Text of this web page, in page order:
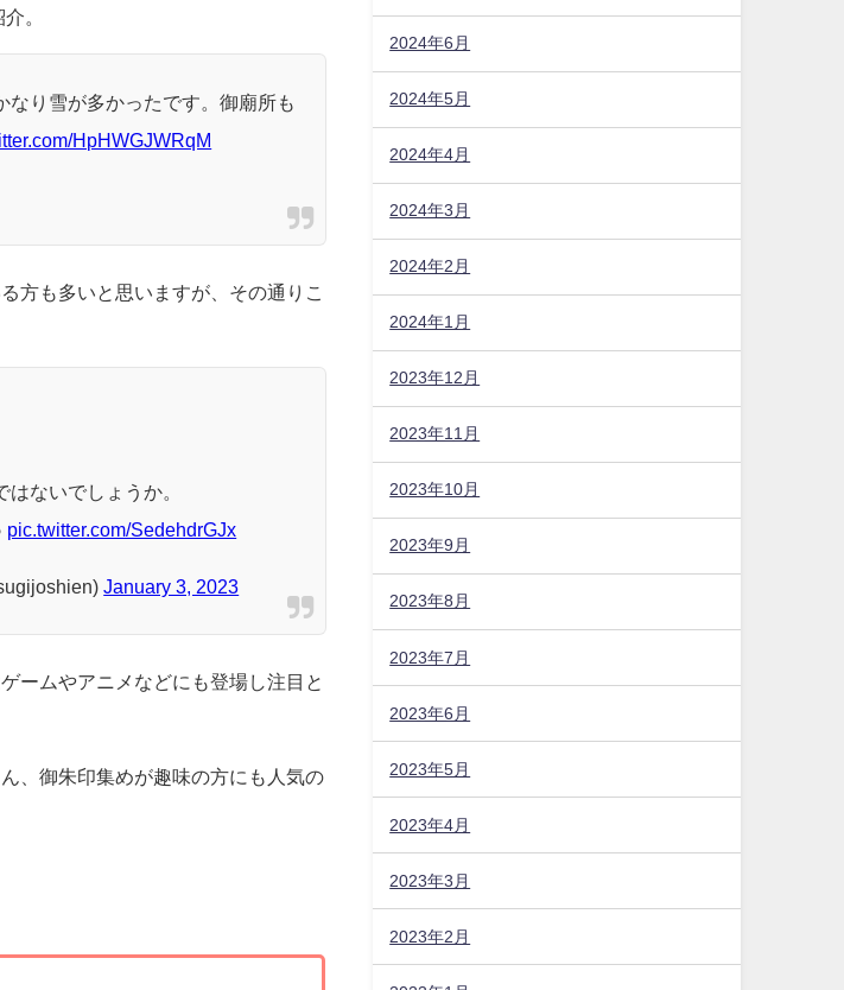
。
り雪が多かったです。御廟所も
HpHWGJWRqM
方も多いと思いますが、その通りこ
ないでしょうか。
pic.twitter.com/SedehdrGJx
January 3, 2023
ームやアニメなどにも登場し注目と
、御朱印集めが趣味の方にも人気の
2024年6月
2024年5月
2024年4月
2024年3月
2024年2月
2024年1月
2023年12月
2023年11月
2023年10月
2023年9月
2023年8月
2023年7月
2023年6月
2023年5月
2023年4月
2023年3月
2023年2月